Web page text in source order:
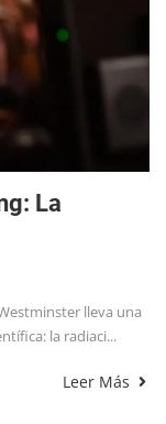
La
lleva una
la radiaci...
Leer Más